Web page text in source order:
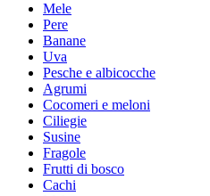
Mele
Pere
Banane
Uva
Pesche e albicocche
Agrumi
Cocomeri e meloni
Ciliegie
Susine
Fragole
Frutti di bosco
Cachi